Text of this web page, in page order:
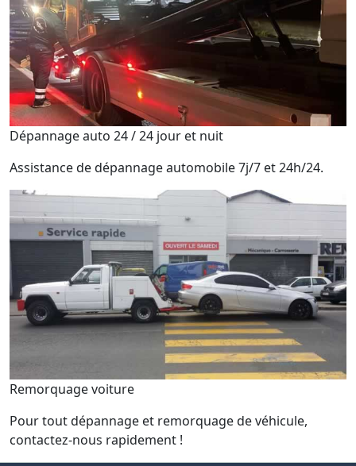
Dépannage auto 24 / 24 jour et nuit
Assistance de dépannage automobile 7j/7 et 24h/24.
Remorquage voiture
Pour tout dépannage et remorquage de véhicule,
contactez-nous rapidement !